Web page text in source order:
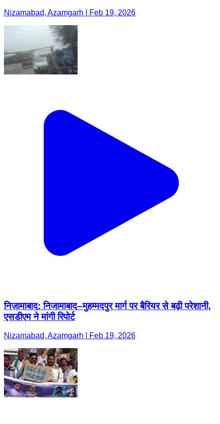
Nizamabad, Azamgarh | Feb 19, 2026
निज़ामाबाद: निजामाबाद–मुहम्मदपुर मार्ग पर बैरियर से बढ़ी परेशानी,
एसडीएम ने मांगी रिपोर्ट
Nizamabad, Azamgarh | Feb 19, 2026